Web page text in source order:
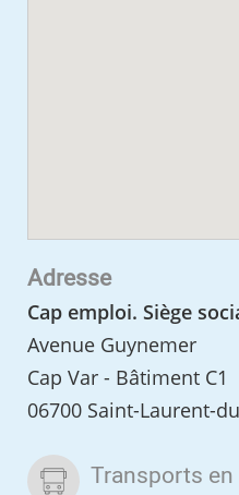
Adresse
Cap emploi. Siège
Avenue Guynemer
Cap Var - Bâtiment C1
06700 Saint-Laurent-
Transports